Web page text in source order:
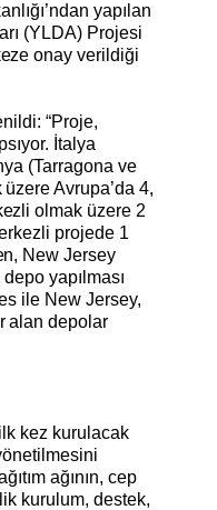
yapılan
(YLDA) Projesi
onay verildiği
“Proje,
İtalya
(Tarragona ve
Avrupa’da 4,
olmak üzere 2
projede 1
New Jersey
yapılması
ile New Jersey,
alan depolar
ilk kez kurulacak
ağının, cep
kurulum, destek,